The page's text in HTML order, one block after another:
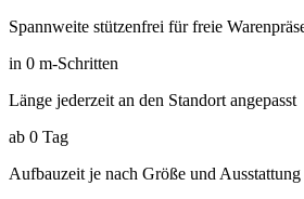
Spannweite stützenfrei für freie
in 0 m-Schritten
Länge jederzeit an den Standort angepasst
ab 0 Tag
Aufbauzeit je nach Größe und Ausstattung